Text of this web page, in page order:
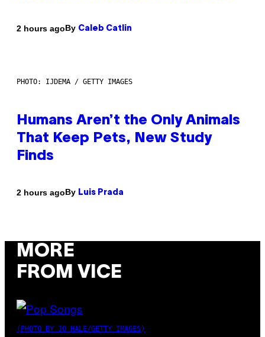
2 hours agoBy Caleb Catlin
PHOTO: IJDEMA / GETTY IMAGES
Humans Aren’t the Only Animals
That Keep Pets, New Study
Finds
2 hours agoBy Luis Prada
MORE
FROM VICE
(PHOTO BY JO HALE/GETTY IMAGES)